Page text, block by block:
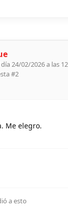
24/02/2026 a las
#2
Me elegro.
a esto